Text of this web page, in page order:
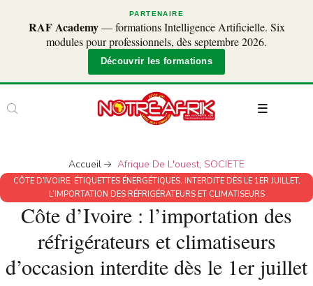
PARTENAIRE
RAF Academy— formations Intelligence Artificielle. Six
modules pour professionnels, dès septembre 2026.
Découvrir les formations
Accueil Afrique De L'ouest, SOCIETE
CÔTE D'IVOIRE, ÉTIQUETTES ÉNERGÉTIQUES, INTERDITE DÈS LE 1ER JUILLET,
L’IMPORTATION DES RÉFRIGÉRATEURS ET CLIMATISEURS
Côte d’Ivoire : l’importation des
réfrigérateurs et climatiseurs
d’occasion interdite dès le 1er juillet